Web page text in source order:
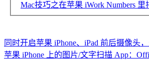
Mac技巧之在苹果 iWork Numbers
同时开启苹果 iPhone、iPad 前后摄像头
苹果 iPhone 上的图片/文字扫描 App：